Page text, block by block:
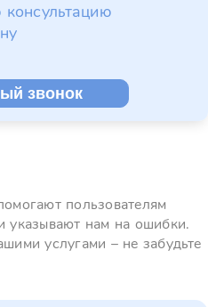
звонок
пользователям
указывают нам на ошибки.
услугами – не забудьте